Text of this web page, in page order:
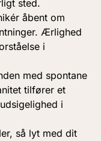
sted.
åbent om
Ærlighed
i
med spontane
tilfører et
i
så lyt med dit